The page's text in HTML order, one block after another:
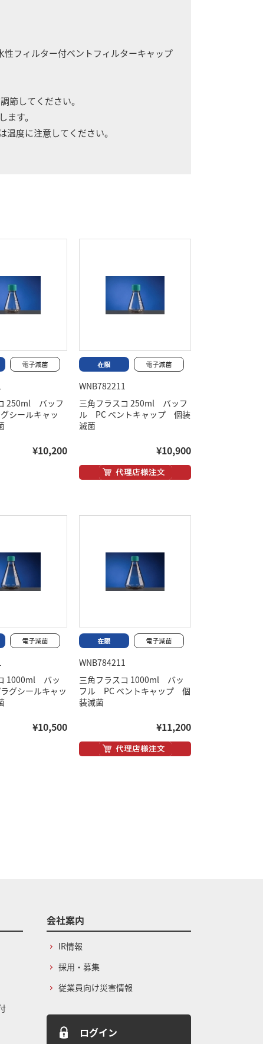
フィルター付ベントフィルターキャップ
節してください。
す。
に注意してください。
250ml バッフ
シールキャッ
¥10,200
WNB782211
三角フラスコ 250ml バッフ
ル PC ベントキャップ 個装
滅菌
¥10,900
1000ml バッ
グシールキャッ
¥10,500
WNB784211
三角フラスコ 1000ml バッ
フル PC ベントキャップ 個
装滅菌
¥11,200
会社案内
IR情報
採用・募集
従業員向け災害情報
ログイン